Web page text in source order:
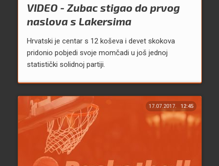
VIDEO - Zubac stigao do prvog
naslova s Lakersima
Hrvatski je centar s 12 koševa i devet skokova
pridonio pobjedi svoje momčadi u još jednoj
statistički solidnoj partiji.
17.07.2017. 12:45